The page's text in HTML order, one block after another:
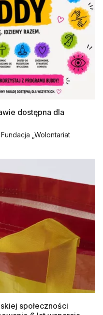
dostępna dla
„Wolontariat
społeczności